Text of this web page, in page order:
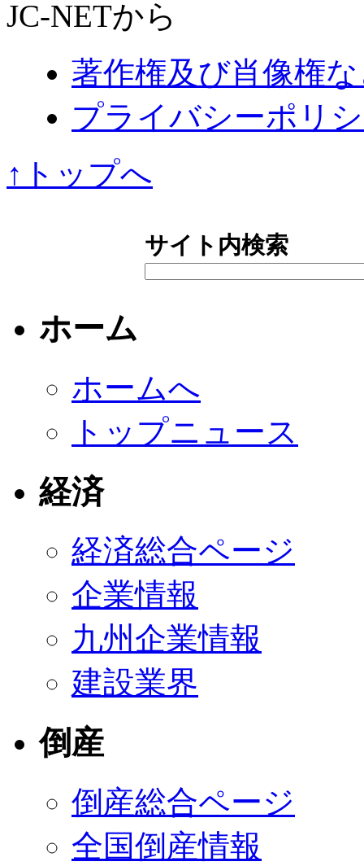
JC-NETから
著作権及び肖像権
プライバシーポリ
↑トップへ
サイト内検索
ホーム
ホームへ
トップニュース
経済
経済総合ページ
企業情報
九州企業情報
建設業界
倒産
倒産総合ページ
全国倒産情報